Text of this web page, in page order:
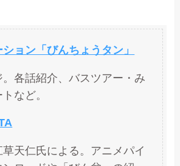
ョン「びんちょうタン」
各話紹介、バスツアー・み
など。
天仁氏による。アニメパイ